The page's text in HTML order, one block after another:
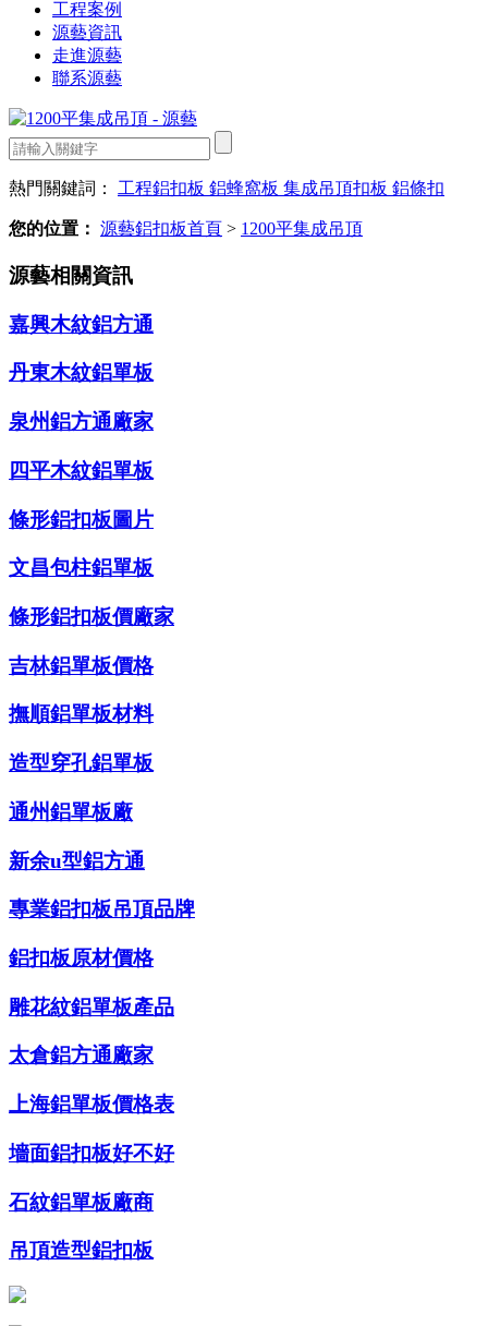
工程案例
源藝資訊
走進源藝
聯系源藝
熱門關鍵詞： 工程鋁扣板 鋁蜂窩板 集成吊頂扣板 鋁條扣
您的位置： 源藝鋁扣板首頁 > 1200平集成吊頂
源藝相關資訊
嘉興木紋鋁方通
丹東木紋鋁單板
泉州鋁方通廠家
四平木紋鋁單板
條形鋁扣板圖片
文昌包柱鋁單板
條形鋁扣板價廠家
吉林鋁單板價格
撫順鋁單板材料
造型穿孔鋁單板
通州鋁單板廠
新余u型鋁方通
專業鋁扣板吊頂品牌
鋁扣板原材價格
雕花紋鋁單板產品
太倉鋁方通廠家
上海鋁單板價格表
墻面鋁扣板好不好
石紋鋁單板廠商
吊頂造型鋁扣板